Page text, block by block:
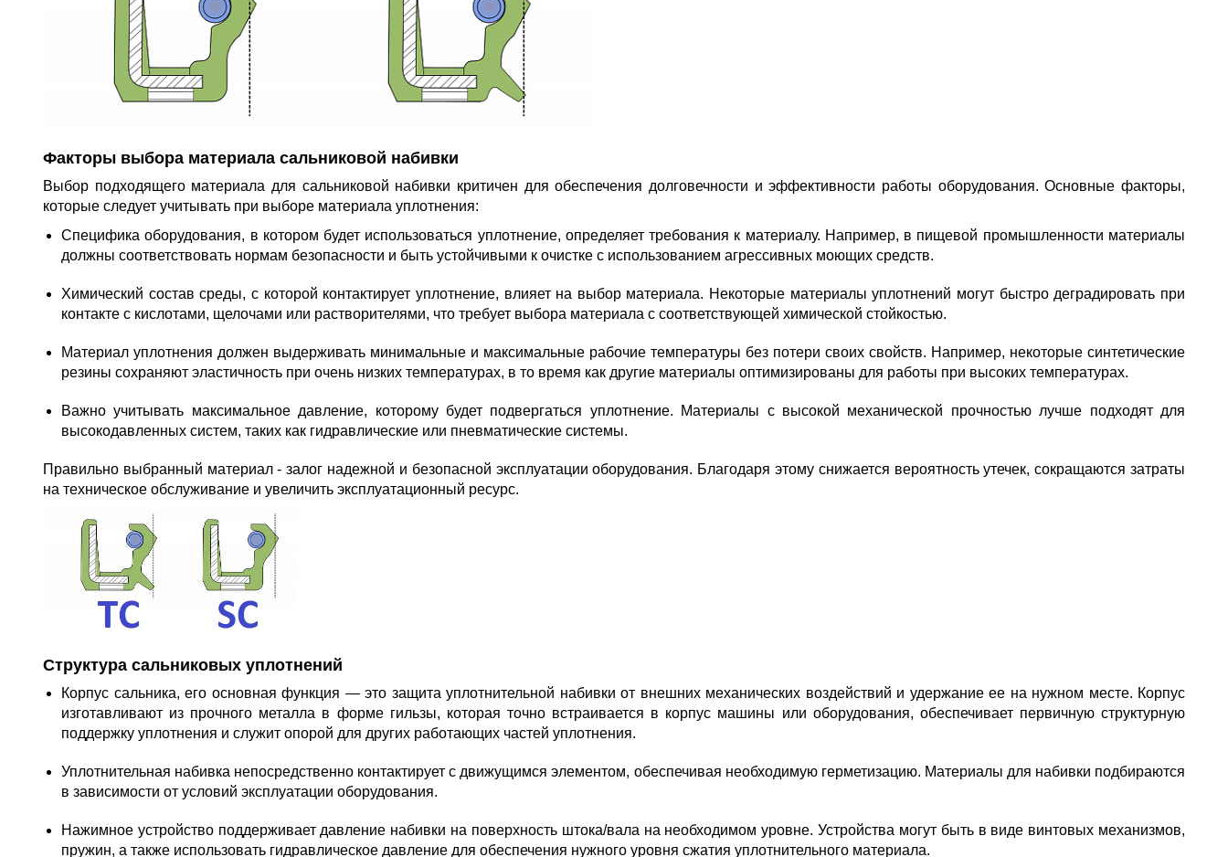
Факторы выбора материала сальниковой набивки
Выбор подходящего материала для сальниковой набивки критичен для обеспечения долговечности и эффективности работы оборудования. Основные факторы,
которые следует учитывать при выборе материала уплотнения:
Специфика оборудования, в котором будет использоваться уплотнение, определяет требования к материалу. Например, в пищевой промышленности материалы
должны соответствовать нормам безопасности и быть устойчивыми к очистке с использованием агрессивных моющих средств.
Химический состав среды, с которой контактирует уплотнение, влияет на выбор материала. Некоторые материалы уплотнений могут быстро деградировать при
контакте с кислотами, щелочами или растворителями, что требует выбора материала с соответствующей химической стойкостью.
Материал уплотнения должен выдерживать минимальные и максимальные рабочие температуры без потери своих свойств. Например, некоторые синтетические
резины сохраняют эластичность при очень низких температурах, в то время как другие материалы оптимизированы для работы при высоких температурах.
Важно учитывать максимальное давление, которому будет подвергаться уплотнение. Материалы с высокой механической прочностью лучше подходят для
высокодавленных систем, таких как гидравлические или пневматические системы.
Правильно выбранный материал - залог надежной и безопасной эксплуатации оборудования. Благодаря этому снижается вероятность утечек, сокращаются затраты
на техническое обслуживание и увеличить эксплуатационный ресурс.
Структура сальниковых уплотнений
Корпус сальника, его основная функция — это защита уплотнительной набивки от внешних механических воздействий и удержание ее на нужном месте. Корпус
изготавливают из прочного металла в форме гильзы, которая точно встраивается в корпус машины или оборудования, обеспечивает первичную структурную
поддержку уплотнения и служит опорой для других работающих частей уплотнения.
Уплотнительная набивка непосредственно контактирует с движущимся элементом, обеспечивая необходимую герметизацию. Материалы для набивки подбираются
в зависимости от условий эксплуатации оборудования.
Нажимное устройство поддерживает давление набивки на поверхность штока/вала на необходимом уровне. Устройства могут быть в виде винтовых механизмов,
пружин, а также использовать гидравлическое давление для обеспечения нужного уровня сжатия уплотнительного материала.